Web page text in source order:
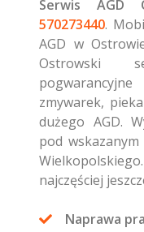
Serwis AGD
570273440.
AGD w
Ostrowski
zmywarek,
dużego AGD.
pod
najczęściej
Naprawa